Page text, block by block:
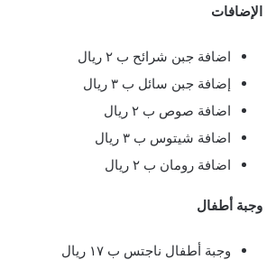
الإضافات
اضافة جبن شرائح ب ٢ ريال
إضافة جبن سائل ب ٣ ريال
اضافة صوص ب ٢ ريال
اضافة شيتوس ب ٣ ريال
اضافة رومان ب ٢ ريال
وجبة أطفال
وجبة أطفال ناجتس ب ١٧ ريال